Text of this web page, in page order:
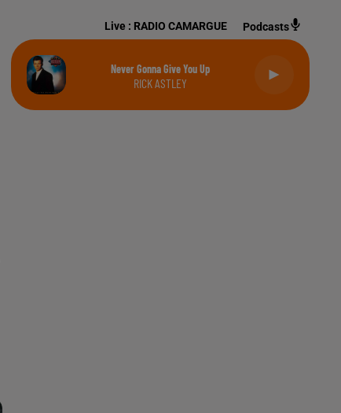
Live : RADIO CAMARGUE Podcasts
Never Gonna Give You Up
RICK ASTLEY